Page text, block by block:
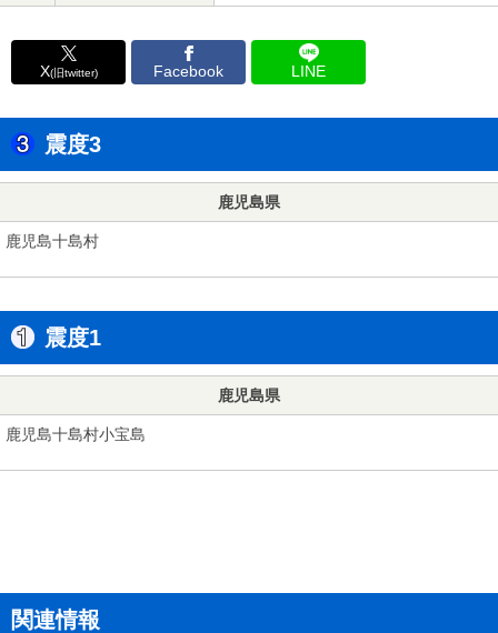
X(旧twitter) Facebook LINE
震度3
鹿児島県
鹿児島十島村
震度1
鹿児島県
鹿児島十島村小宝島
関連情報